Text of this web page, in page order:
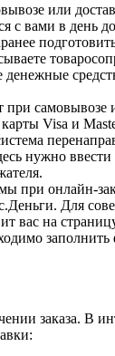
или
с вами в день
при
Visa и
нужно
при онлайн-
Для
вас на
заказа. В